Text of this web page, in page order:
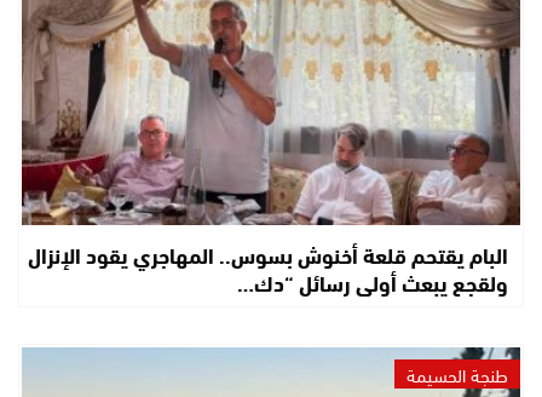
البام يقتحم قلعة أخنوش بسوس.. المهاجري يقود الإنزال
ولقجع يبعث أولى رسائل “دك…
طنجة الحسيمة